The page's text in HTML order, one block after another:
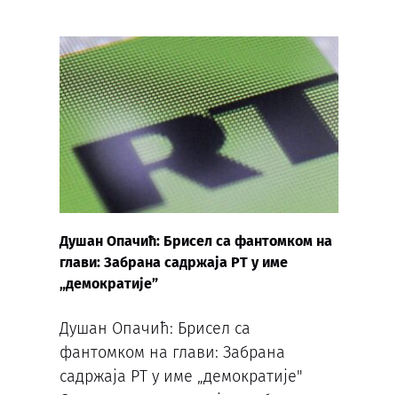
Душан Опачић: Брисел са фантомком на
глави: Забрана садржаја РТ у име
„демократије”
Душан Опачић: Брисел са
фантомком на глави: Забрана
садржаја РТ у име „демократије"